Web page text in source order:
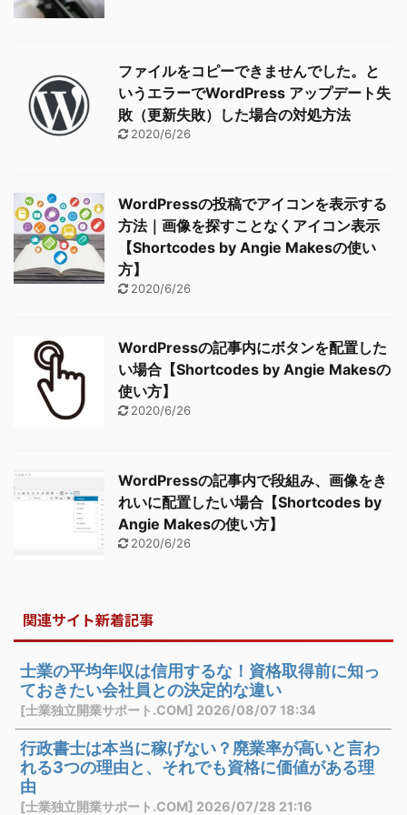
ファイルをコピーできませんでした。と
いうエラーでWordPress アップデート失
敗（更新失敗）した場合の対処方法
2020/6/26
WordPressの投稿でアイコンを表示する
方法｜画像を探すことなくアイコン表示
【Shortcodes by Angie Makesの使い
方】
2020/6/26
WordPressの記事内にボタンを配置した
い場合【Shortcodes by Angie Makesの
使い方】
2020/6/26
WordPressの記事内で段組み、画像をき
れいに配置したい場合【Shortcodes by
Angie Makesの使い方】
2020/6/26
関連サイト新着記事
士業の平均年収は信用するな！資格取得前に知っ
ておきたい会社員との決定的な違い
[士業独立開業サポート.COM] 2026/08/07 18:34
行政書士は本当に稼げない？廃業率が高いと言わ
れる3つの理由と、それでも資格に価値がある理
由
[士業独立開業サポート.COM] 2026/07/28 21:16